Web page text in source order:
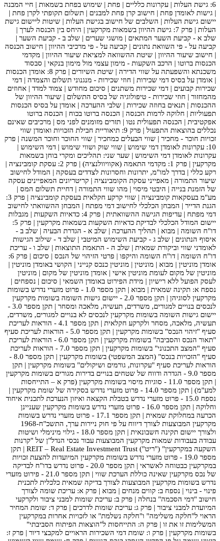
6: גישת העלות | עקרונות כלליים | פחת | שימוש בפחת בשמאות | חיי המבנה
| גישות לאומדן פחת | חישוב קרן פחת למבנים | תשלום תקופתי לקרן פחת |
יישום גישת העלות | השלבים של חישוב בגישת העלות | שיטות ליישום גישת
העלות | פרק 7: גישת ההיוון בשמאות מקרקעין | היחס בין הכנסה לערך |
שלב א - קביעת השער המתאים | מושגי שערים | שלב ב - קביעת השער |
קביעה על - פי השוואת נתונים | קביעה על - פי מרכיבי ההיוון | חישוב הכנסה
| חישוב שיעור ההיוון | שיטת ההשוואה למציאת שיעור ההיוון | מקדמי
הכנסות ברוטו | הרכב השקעות - מימון עצמי מול מימון בנקאי | סבסוד
משכנתא והשפעתה על שווי הדירה | שיטת השיורים | פרק 8: אומדן הכנסות
| אומדן על בסיס דמי שכירות | חוזי שכירות - מנגנוני תשלום והצמדה | דמי
שכירות קבועים | דמי שכירות משתנים | סיכום מחודש | צמוד למדד | אחוזים
מהמחזור | חוזי שכירות - טיפולוגיה של בסיס התשלום | שיעור ההיוון של
ההכנסות | תנאים בחוזה שכירות | שלבי ההערכה | אומדן על בסיס הכנסות
תפעוליות | חלוקה לרמות הכנסה | הכנסה ברוטו בכוח | הכנסה ברוטו
אפקטיבית | הכנסה תפעולית נטו | תזרים מזומנים לפני מס | מרכיבים שאינם
נכללים בהוצאות התפעול | פרק 9: תיאוריית חבילת הזכויות ואומדן שווי
זכויות חוכר - מחכיר | שווי הבעלים כמחכיר | שווי החוכר וחוכר המשנה | פרק
10: עקרונות לאומדן דמי שימוש | שווי שוק ושווי שימוש | דמי השימוש |
עקרונות לאומדן דמי השימוש | שער שני: תהליכים ומקרי בוחן בשמאות
מקרקעין | פרק 1: מקדמי התאמה (אקוויוולנציה) | פרק 2: עסקת קומבינציה |
רקע כללי | בדרך למו"מ, יתרונות וחסרונות לצדדים בעסקה | המודל לחישוב
שיעור התמורה | מאפייני עסקת הקומבינציה | קריטריונים המאפיינים עסקה
של הזמנת בנייה | היבטי מיסוי | מהו שווי התמורה | דחיית תשלום המס |
מע"מ בעסקאות קומבינציה | שווי קרקע חקלאית בעסקת קומבינציה | פרק 3:
הגנת הדייר | המבחן הכלכלי לחישוב דמי מפתח | המבחן ההשוואתי לחישוב
דמי מפתח | עדיפות הגישה ההשוואתית | פרק 4: כדאיות השקעות | מגבלות
יישום המודל הכלכלי לבדיקת כדאיות השקעות בשמאות מקרקעין | פרק 5:
דו"ח השומה | מבוא | תהליך ההערכה | שלב א - הגדרת הבעיה | שלב ב -
איסוף הנתונים | שלב ג - קביעת השימוש המיטבי | שלב ד - שילוב הגישות
לאומדני שווי וביקורת שמאית | שלב ה - התאמת התוצאות | שלב ו - עריכת
דו"ח השומה | דו"ח השומה והיקפו | פרטי הזיהוי של הנכס | סיכום | פרק 6:
אומדן מוניטין | מבוא | מוניטין | מוניטין כנכס קנייני | הקושי באומדן מוניטין |
מוניטין של מקום לעומת מוניטין אישי | אומדן מוניטין של מקום | מוניטין
לעסק הפועל ללא רישיון | מידת הפירוט באומדן השמאי | סיכום | נספחים |
נספח א: תקינה שמאית | מבוא | תקן מספר 1.0 - פרוט מזערי נדרש בשומות
מקרקעין לסוגיהן | תקן מספר 2.0 - יישום גישות השומה בשומות מקרקעין
לנכסים בנויים למגורים, משרדים, תעשיה, מלאכה ומסחר | תקן מספר 3.0 -
יישום גישות השומה בשומות מקרקעין לנכסים לא בנויים למגורים, משרדים,
תעשיה, מלאכה, מסחר ולקרקע חקלאית | תקן מספר 4.1 - הוראות לעריכת
סעיף "זיהוי הנכס" בשומות מקרקעין | תקן מספר 5.0 - הוראות לעריכת סעיף
"תאור הנכס והסביבה" בשומות מקרקעין | תקן מספר 6.0 - הוראות לעריכת
סעיף "המצב התכנוני" בשומות מקרקעין | תקן מספר 7.0 - הוראות לעריכת
סעיף "הזכויות בנכס" (המצב המשפטי) בשומות מקרקעין | תקן מספר 8.0 -
הוראות לעריכת סעיף "עקרונות, גורמים ושיקולים" בשומות מקרקעין | תקן
מספר 9.0 - הגדרה ודווח של שטחים בנויים בדירות מגורים בשומות מקרקעין
| תקן מספר 11.0 - סוגיות מיסוי בשומות מקרקעין (פרק א – התייחסות
למע"מ) | תקן מספר 14.0 - פרוט מזערי נדרש בסקירה של שומת מקרקעין |
נספח 15.0 - פרוט מזערי נדרש בטבלת הקצאה ואיזון הנערכת לתכנית איחוד
וחלוקה | תקן מספר 16.0 - פרוט מזערי נדרש בשומות מקרקעין שעניינן
הכרעה במחלוקת שמאית | תקן מספר 17.1 - פרוט מזערי נדרש בשומות
מקרקעין המבוצעות לצורך דיווח על פי חוק ניירות ערך, התשכ"ח-1968
ולצורך יישום תקינה חשבונאית | תקן מספר 18.0 - גילוי מינימלי ושיטות
עבודה בעבודות שמאות מקרקעין המבוצעות עבור נכסי הנדל"ן של "קרנות
השקעה במקרקעין" ("ריט") REIT – Real Estate Investment Trust | תקן
מספר 19.0 - פרוט מזערי נדרש בשומות מקרקעין המיועדות להצעת זכויות
במקרקעין כבטוחה לאשראי | תקן מספר 20.0 - פרוט נדרש בדו"ח לבדיקה
של נכס מקרקעין שאינה כוללת הערכת שווי | תקן מספר 21.0 - פירוט מזערי
נדרש בשומות מקרקעין המבוצעות לצורך בדיקה שמאית כלכלית לתכנית
פינוי - בינוי | נספח ב: קווים מנחים | מבוא | פרק א: עריכת שומה לצורך
חישוב "דמי הסכמה" בנחלה | פרק ב: עריכת שומות למבני ציבור ולקרקעי
המיועדת למבני ציבור | פרק ג: עריכת שומות לדרכים | פרק ד: שומת המחיר
הראוי ל"חלקה משלימה" ו"חלקה נשלמת" או לזכויות אחרות במקרקעין
המשלימות זו את זו | פרק ה: התייחסות ל"הוצאות הפיתוח הסביבתי"
בשומות מקרקעין | פרק ו: שומת דמי השכירות הראויים למקבצי דיור | פרק ז: